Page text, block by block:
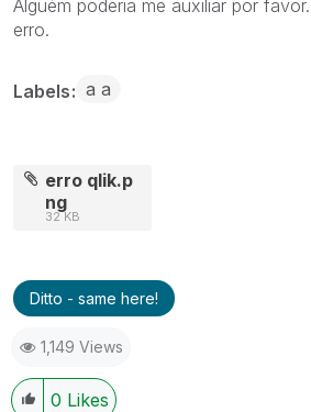
Alguém poderia me auxiliar por
erro.
Labels a a
erro qlik.p
ng
32 KB
Ditto - same here!
1,149 Views
0 Likes